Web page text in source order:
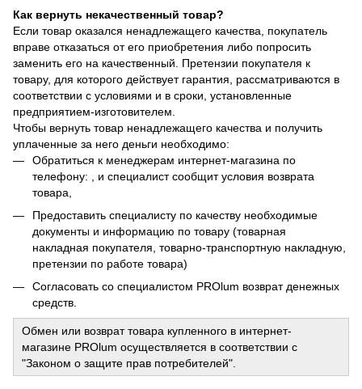
Как вернуть некачественный товар?
Если товар оказался ненадлежащего качества, покупатель
вправе отказаться от его приобретения либо попросить
заменить его на качественный. Претензии покупателя к
товару, для которого действует гарантия, рассматриваются в
соответствии с условиями и в сроки, установленные
предприятием-изготовителем.
Чтобы вернуть товар ненадлежащего качества и получить
уплаченные за него деньги необходимо:
Обратиться к менеджерам интернет-магазина по
телефону: , и специалист сообщит условия возврата
товара,
Предоставить специалисту по качеству необходимые
документы и информацию по товару (товарная
накладная покупателя, товарно-транспортную накладную,
претензии по работе товара)
Согласовать со специалистом PROlum возврат денежных
средств.
Обмен или возврат товара купленного в интернет-
магазине PROlum осуществляется в соответствии с
"Законом о защите прав потребителей".